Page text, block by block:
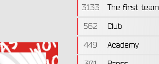
3133
The first team
562
Club
449
Academy